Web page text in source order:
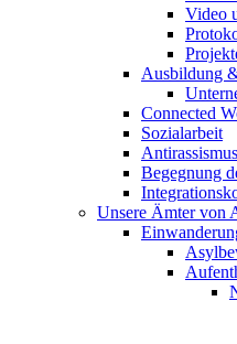
Video
Ausbildung
Connected
Sozialarbeit
Begegnung
Unsere Ämter von